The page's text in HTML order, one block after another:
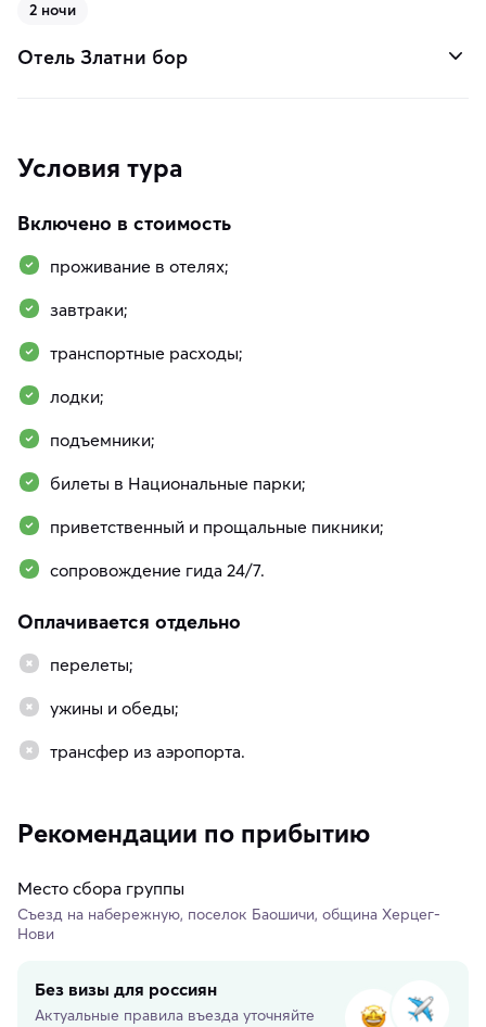
2 ночи
Отель Златни бор
Условия тура
Включено в стоимость
проживание в отелях;
завтраки;
транспортные расходы;
лодки;
подъемники;
билеты в Национальные парки;
приветственный и прощальные пикники;
сопровождение гида 24/7.
Оплачивается отдельно
перелеты;
ужины и обеды;
трансфер из аэропорта.
Рекомендации по прибытию
Место сбора группы
Съезд на набережную, поселок Баошичи, община Херцег-
Нови
Без визы для россиян
Актуальные правила въезда уточняйте